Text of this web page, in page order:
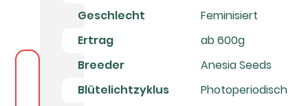
Geschlecht
Feminisiert
Ertrag
ab 600g
Breeder
Anesia Seeds
Blütelichtzyklus
Photoperiodisch